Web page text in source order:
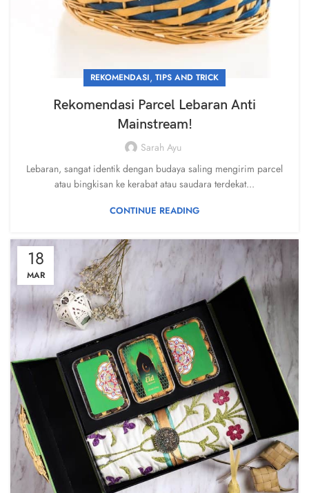
REKOMENDASI, TIPS AND TRICK
Rekomendasi Parcel Lebaran Anti
Mainstream!
Sarah Ayu
Lebaran, sangat identik dengan budaya saling mengirim parcel
atau bingkisan ke kerabat atau saudara terdekat...
CONTINUE READING
18
MAR